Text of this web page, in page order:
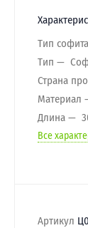
Тип софита
Тип
Страна
Материал
Длина
Все
Артикул